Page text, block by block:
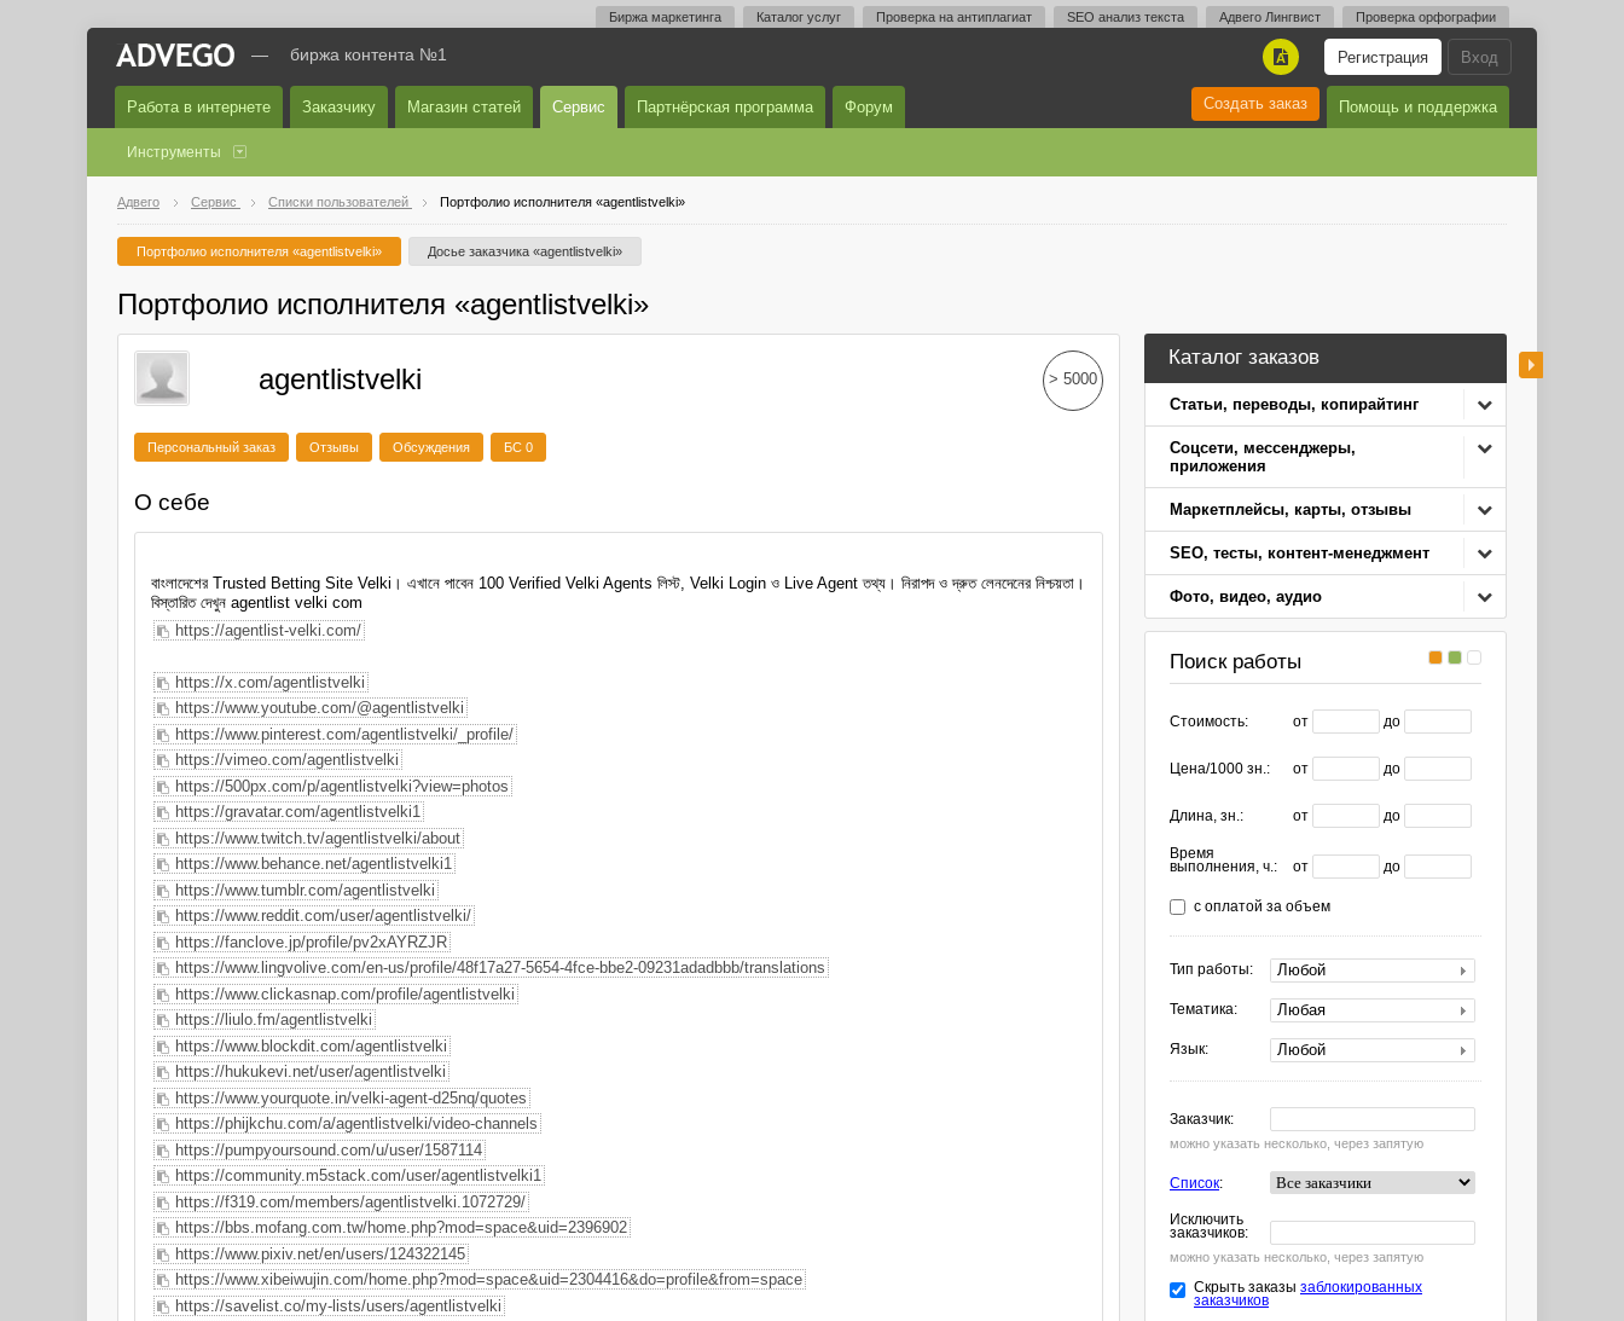
Биржа маркетинга Каталог услуг Проверка на антиплагиат SEO анализ текста Адвего Лингвист Проверка орфографии
Вход
Регистрация
A
— биржа контента №1
Работа в интернете Заказчику Магазин статей Сервис Партнёрская программа Форум Помощь и поддержка
Создать заказ
Инструменты
Адвего Сервис Списки пользователей Портфолио исполнителя «agentlistvelki»
Портфолио исполнителя «agentlistvelki» Досье заказчика «agentlistvelki»
Портфолио исполнителя «agentlistvelki»
Каталог заказов
Статьи, переводы, копирайтинг
Соцсети, мессенджеры,
приложения
Маркетплейсы, карты, отзывы
SEO, тесты, контент-менеджмент
Фото, видео, аудио
Поиск работы
Стоимость: от до
Цена/1000 зн.: от до
Длина, зн.: от до
Время
выполнения, ч.: от до
с оплатой за объем
Тип работы: Любой
Тематика: Любая
Язык: Любой
Заказчик:
можно указать несколько, через запятую
Список:
Исключить
заказчиков:
можно указать несколько, через запятую
Скрыть заказы заблокированных
заказчиков
agentlistvelki > 5000
Персональный заказ Отзывы Обсуждения БС 0
О себе
বাংলাদেশের Trusted Betting Site Velki। এখানে পাবেন 100 Verified Velki Agents লিস্ট, Velki Login ও Live Agent তথ্য। নিরাপদ ও দ্রুত লেনদেনের নিশ্চয়তা।
বিস্তারিত দেখুন agentlist velki com
https://agentlist-velki.com/
https://x.com/agentlistvelki
https://www.youtube.com/@agentlistvelki
https://www.pinterest.com/agentlistvelki/_profile/
https://vimeo.com/agentlistvelki
https://500px.com/p/agentlistvelki?view=photos
https://gravatar.com/agentlistvelki1
https://www.twitch.tv/agentlistvelki/about
https://www.behance.net/agentlistvelki1
https://www.tumblr.com/agentlistvelki
https://www.reddit.com/user/agentlistvelki/
https://fanclove.jp/profile/pv2xAYRZJR
https://www.lingvolive.com/en-us/profile/48f17a27-5654-4fce-bbe2-09231adadbbb/translations
https://www.clickasnap.com/profile/agentlistvelki
https://liulo.fm/agentlistvelki
https://www.blockdit.com/agentlistvelki
https://hukukevi.net/user/agentlistvelki
https://www.yourquote.in/velki-agent-d25nq/quotes
https://phijkchu.com/a/agentlistvelki/video-channels
https://pumpyoursound.com/u/user/1587114
https://community.m5stack.com/user/agentlistvelki1
https://f319.com/members/agentlistvelki.1072729/
https://bbs.mofang.com.tw/home.php?mod=space&uid=2396902
https://www.pixiv.net/en/users/124322145
https://www.xibeiwujin.com/home.php?mod=space&uid=2304416&do=profile&from=space
https://savelist.co/my-lists/users/agentlistvelki